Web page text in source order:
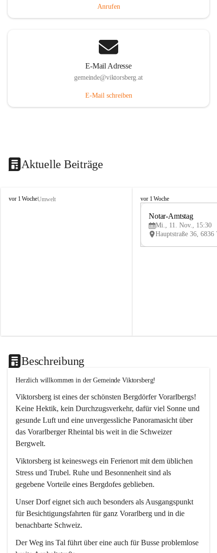
Anrufen
E-Mail Adresse
gemeinde@viktorsberg.at
E-Mail schreiben
Aktuelle Beiträge
V
vor 1 WocheUmwelt
V
vor 1 Woche
Notar-Amtstag
Mi., 11. Nov., 15:30
Beschreibung
Herzlich willkommen in der Gemeinde Viktorsberg!
Viktorsberg ist eines der schönsten Bergdörfer Vorarlbergs!
Keine Hektik, kein Durchzugsverkehr, dafür viel Sonne und
gesunde Luft und eine unvergessliche Panoramasicht über
das Vorarlberger Rheintal bis weit in die Schweizer
Bergwelt.
Viktorsberg ist keineswegs ein Ferienort mit dem üblichen
Stress und Trubel. Ruhe und Besonnenheit sind als
gegebene Vorteile eines Bergdofes geblieben.
Unser Dorf eignet sich auch besonders als Ausgangspunkt
für Besichtigungsfahrten für ganz Vorarlberg und in die
benachbarte Schweiz.
Der Weg ins Tal führt über eine auch für Busse problemlose